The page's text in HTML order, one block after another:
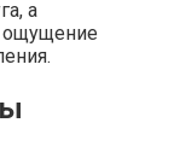
а
ощущение